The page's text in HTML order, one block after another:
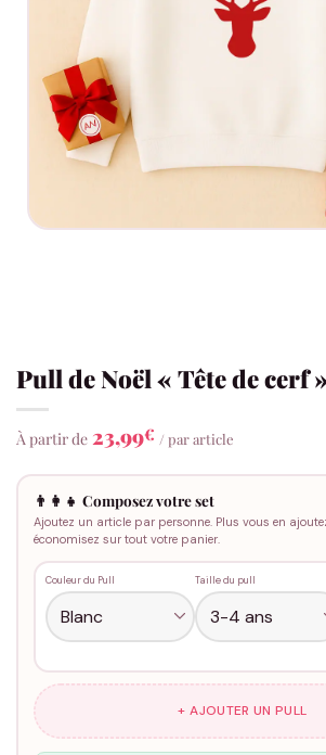
Pull de Noël « Tête de cerf
À partir de 23,99€ / par article
👨‍👩‍👧 Composez votre set
Ajoutez un article par personne. Plus vous en
économisez sur tout votre panier.
Couleur du Pull Taille du pull
+ AJOUTER UN PULL